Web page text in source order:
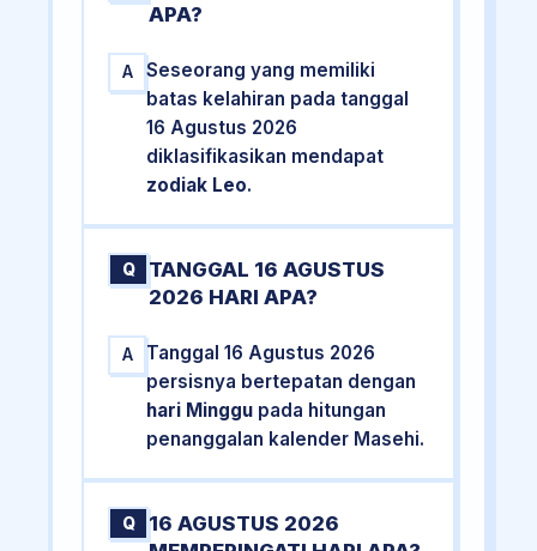
APA?
A
Seseorang yang memiliki
batas kelahiran pada tanggal
16 Agustus 2026
diklasifikasikan mendapat
zodiak Leo.
Q
TANGGAL 16 AGUSTUS
2026 HARI APA?
A
Tanggal 16 Agustus 2026
persisnya bertepatan dengan
hari Minggu pada hitungan
penanggalan kalender Masehi.
Q
16 AGUSTUS 2026